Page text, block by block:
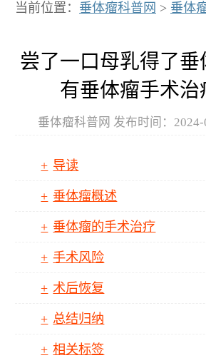
当前位置： 垂体瘤科普网 > 垂体
尝了一口母乳得了垂
有垂体瘤手术治
垂体瘤科普网 发布时间：
导读
垂体瘤概述
垂体瘤的手术治疗
手术风险
术后恢复
总结归纳
相关标签